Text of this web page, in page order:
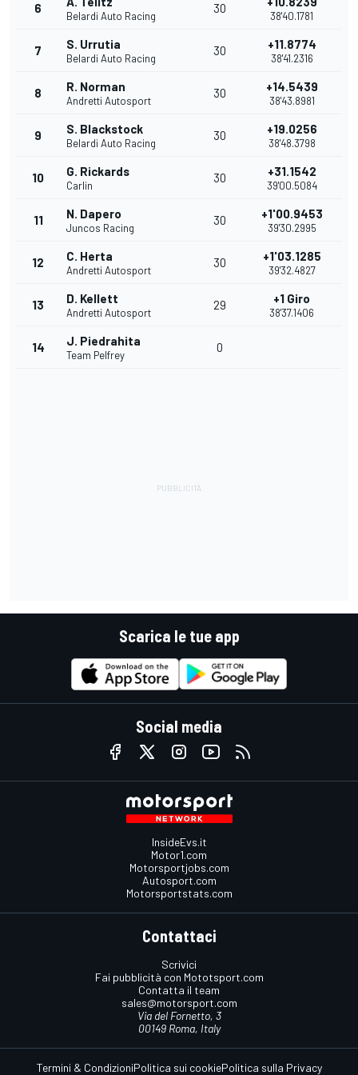
6
Belardi Auto Racing
30
38'40.1781
7 S. Urrutia
Belardi Auto Racing
30 +11.8774
38'41.2316
8 R. Norman
Andretti Autosport
30 +14.5439
38'43.8981
9 S. Blackstock
Belardi Auto Racing
30 +19.0256
38'48.3798
10 G. Rickards
Carlin
30 +31.1542
39'00.5084
11 N. Dapero
Juncos Racing
30 +1'00.9453
39'30.2995
12 C. Herta
Andretti Autosport
30 +1'03.1285
39'32.4827
13 D. Kellett
Andretti Autosport
29 +1 Giro
38'37.1406
14 J. Piedrahita
Team Pelfrey
0
Scarica le tue app
Social media
InsideEvs.it
Motor1.com
Motorsportjobs.com
Autosport.com
Motorsportstats.com
Contattaci
Scrivici
Fai pubblicità con Mototsport.com
Contatta il team
sales@motorsport.com
Via del Fornetto, 3
00149 Roma, Italy
Termini & CondizioniPolitica sui cookiePolitica sulla Privacy